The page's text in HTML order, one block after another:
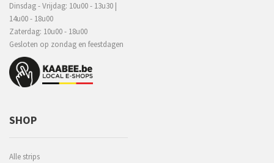
Dinsdag - Vrijdag: 10u00 - 13u30 |
14u00 - 18u00
Zaterdag: 10u00 - 18u00
Gesloten op zondag en feestdagen
SHOP
Alle strips